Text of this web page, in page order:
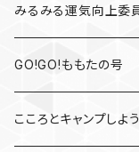
みるみる運気向上委
GO!GO!ももたの号
こころとキャンプしよ